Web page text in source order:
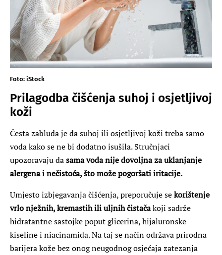
Foto: iStock
Prilagodba čišćenja suhoj i osjetljivoj
koži
Česta zabluda je da suhoj ili osjetljivoj koži treba samo
voda kako se ne bi dodatno isušila. Stručnjaci
upozoravaju dasama voda nije dovoljna za uklanjanje
alergena i nečistoća, što može pogoršati iritacije.
Umjesto izbjegavanja čišćenja, preporučuje sekorištenje
vrlo nježnih, kremastih ili uljnih čistačakoji sadrže
hidratantne sastojke poput glicerina, hijaluronske
kiseline i niacinamida. Na taj se način održava prirodna
barijera kože bez onog neugodnog osjećaja zatezanja